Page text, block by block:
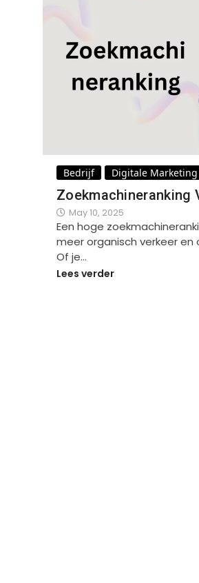
Bedrijf Digitale Marketing
Zoekmachineranking
May 10, 2025
Een hoge
meer organisch verkeer en
Of je…
Lees verder